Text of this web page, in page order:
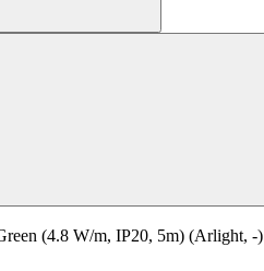
(4.8 W/m, IP20, 5m) (Arlight, -)